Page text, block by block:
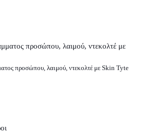
προσώπου, λαιμού, ντεκολτέ με
προσώπου, λαιμού, ντεκολτέ με Skin Tyte